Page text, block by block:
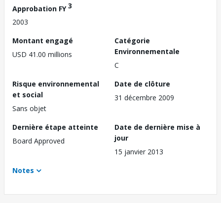
Approbation FY3
2003
Montant engagé
USD 41.00 millions
Catégorie
Environnementale
C
Risque environnemental
et social
Sans objet
Date de clôture
31 décembre 2009
Dernière étape atteinte
Board Approved
Date de dernière mise à
jour
15 janvier 2013
Notes